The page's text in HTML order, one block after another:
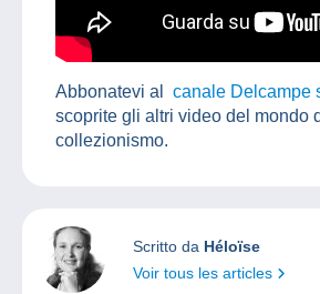
Abbonatevi al canale Delcampe
scoprite gli altri video del mondo
collezionismo.
Scritto da Héloïse
Voir tous les articles